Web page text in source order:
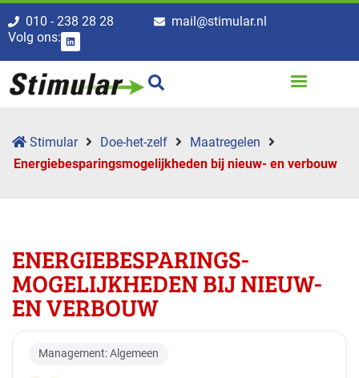
010 - 238 28 28
mail@stimular.nl
Volg ons:
Stimular Doe-het-zelf
Maatregelen
Energiebesparings­mogelijkheden bij nieuw- en verbouw
ENERGIEBESPARINGS­
MOGELIJKHEDEN BIJ NIEUW-
EN VERBOUW
Management: Algemeen